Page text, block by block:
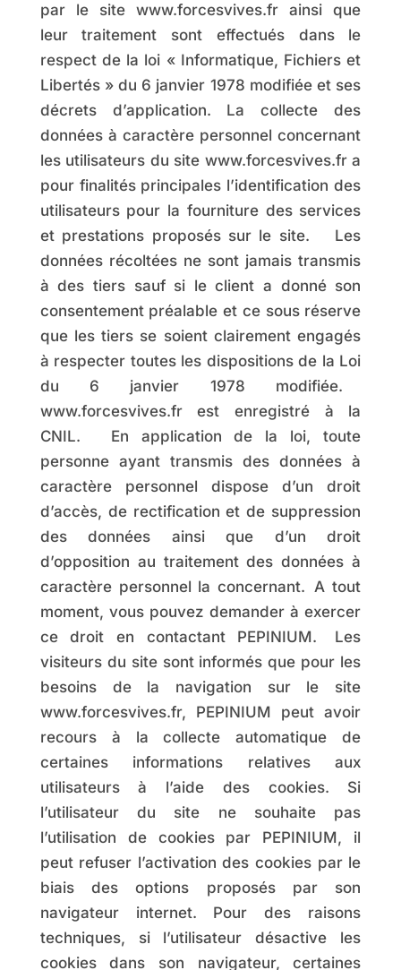
par le site www.forcesvives.fr ainsi que
leur traitement sont effectués dans le
respect de la loi « Informatique, Fichiers et
Libertés » du 6 janvier 1978 modifiée et ses
décrets d’application. La collecte des
données à caractère personnel concernant
les utilisateurs du site www.forcesvives.fr a
pour finalités principales l’identification des
utilisateurs pour la fourniture des services
et prestations proposés sur le site. Les
données récoltées ne sont jamais transmis
à des tiers sauf si le client a donné son
consentement préalable et ce sous réserve
que les tiers se soient clairement engagés
à respecter toutes les dispositions de la Loi
du 6 janvier 1978 modifiée.
www.forcesvives.fr est enregistré à la
CNIL. En application de la loi, toute
personne ayant transmis des données à
caractère personnel dispose d’un droit
d’accès, de rectification et de suppression
des données ainsi que d’un droit
d’opposition au traitement des données à
caractère personnel la concernant. A tout
moment, vous pouvez demander à exercer
ce droit en contactant PEPINIUM. Les
visiteurs du site sont informés que pour les
besoins de la navigation sur le site
www.forcesvives.fr, PEPINIUM peut avoir
recours à la collecte automatique de
certaines informations relatives aux
utilisateurs à l’aide des cookies. Si
l’utilisateur du site ne souhaite pas
l’utilisation de cookies par PEPINIUM, il
peut refuser l’activation des cookies par le
biais des options proposés par son
navigateur internet. Pour des raisons
techniques, si l’utilisateur désactive les
cookies dans son navigateur, certaines